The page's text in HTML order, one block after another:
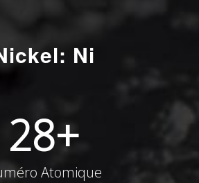
Ni
28+
Atomique